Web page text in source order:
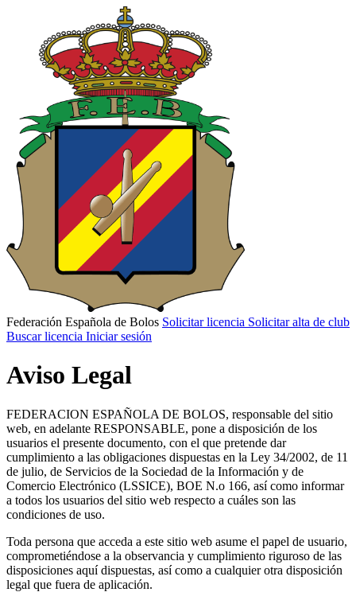
Federación Española de Bolos Solicitar licencia Solicitar alta de club
Buscar licencia Iniciar sesión
Aviso Legal
FEDERACION ESPAÑOLA DE BOLOS, responsable del sitio
web, en adelante RESPONSABLE, pone a disposición de los
usuarios el presente documento, con el que pretende dar
cumplimiento a las obligaciones dispuestas en la Ley 34/2002, de 11
de julio, de Servicios de la Sociedad de la Información y de
Comercio Electrónico (LSSICE), BOE N.o 166, así como informar
a todos los usuarios del sitio web respecto a cuáles son las
condiciones de uso.
Toda persona que acceda a este sitio web asume el papel de usuario,
comprometiéndose a la observancia y cumplimiento riguroso de las
disposiciones aquí dispuestas, así como a cualquier otra disposición
legal que fuera de aplicación.